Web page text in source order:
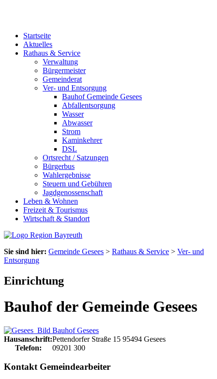
Startseite
Aktuelles
Rathaus & Service
Verwaltung
Bürgermeister
Gemeinderat
Ver- und Entsorgung
Bauhof Gemeinde Gesees
Abfallentsorgung
Wasser
Abwasser
Strom
Kaminkehrer
DSL
Ortsrecht / Satzungen
Bürgerbus
Wahlergebnisse
Steuern und Gebühren
Jagdgenossenschaft
Leben & Wohnen
Freizeit & Tourismus
Wirtschaft & Standort
Sie sind hier: Gemeinde Gesees > Rathaus & Service > Ver- und
Entsorgung
Einrichtung
Bauhof der Gemeinde Gesees
Hausanschrift:Pettendorfer Straße 15 95494 Gesees
Telefon:
09201 300
Kontakt Gemeindearbeiter